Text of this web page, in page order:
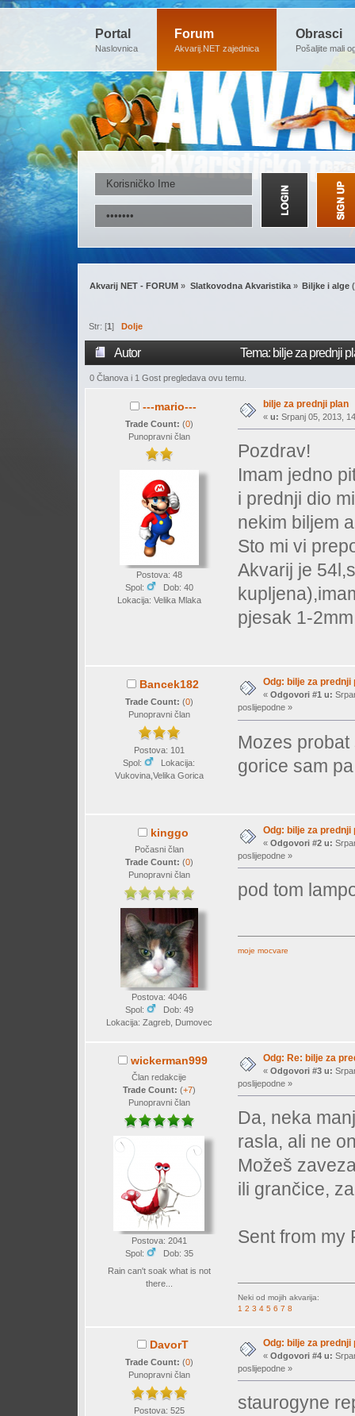
Portal
Naslovnica
Forum
Akvarij.NET zajednica
Obrasci
Pošaljite mali
Akvarij NET - FORUM » Slatkovodna Akvaristika» Biljke i alge
Str: [1] Dolje
Autor Tema: bilje za prednji
0 Članova i 1 Gost pregledava ovu temu.
---mario---
Trade Count: (0)
Punopravni član
Postova: 48
Spol:
Dob: 40
Lokacija: Velika Mlaka
bilje za prednji plan
« u: Srpanj 05, 2013,
Pozdrav!
Imam jedno
i prednji dio
nekim biljem
Sto mi vi
Akvarij je
pjesak 1-
Bancek182
Trade Count: (0)
Punopravni član
Postova: 101
Spol:
Lokacija:
Vukovina,Velika Gorica
Odg: bilje za prednji
« Odgovori #1 u:
poslijepodne »
Mozes
gorice sam
kinggo
Počasni član
Trade Count: (0)
Punopravni član
Postova: 4046
Spol:
Dob: 49
Lokacija: Zagreb, Dumovec
Odg: bilje za prednji
« Odgovori #2 u:
poslijepodne »
pod tom
moje mocvare
wickerman999
Član redakcije
Trade Count: (+7)
Punopravni član
Postova: 2041
Spol:
Dob: 35
Rain can't soak what is not
there...
Odg: Re: bilje za
« Odgovori #3 u:
poslijepodne »
Da, neka
rasla, ali ne
Možeš
ili grančice,
Sent from my
Neki od mojih akvarija:
1 2 3 4 5 6 7 8
DavorT
Trade Count: (0)
Punopravni član
Postova: 525
Odg: bilje za prednji
« Odgovori #4 u:
poslijepodne »
staurogyne